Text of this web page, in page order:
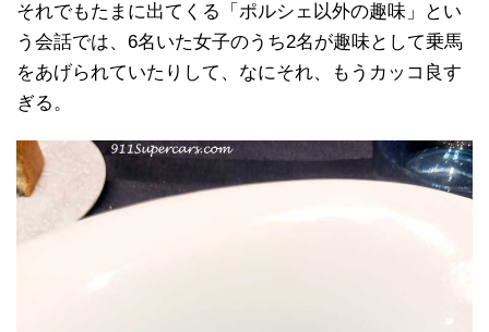
それでもたまに出てくる「ポルシェ以外の趣味」とい
う会話では、6名いた女子のうち2名が趣味として乗馬
をあげられていたりして、なにそれ、もうカッコ良す
ぎる。